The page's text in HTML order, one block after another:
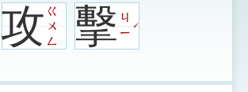
攻ㄍ
ㄨ
ㄥ
擊ㄐ
ㄧ
ˊ